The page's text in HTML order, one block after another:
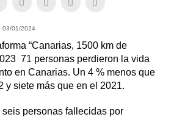
03/01/2024
“Canarias, 1500 km de
71 personas perdieron la vida
en Canarias. Un 4 % menos que
y siete más que en el 2021.
personas fallecidas por